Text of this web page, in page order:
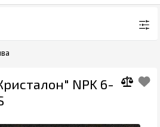
NPK 6-